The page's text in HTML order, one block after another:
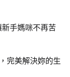
手媽咪不再苦
完美解決妳的生